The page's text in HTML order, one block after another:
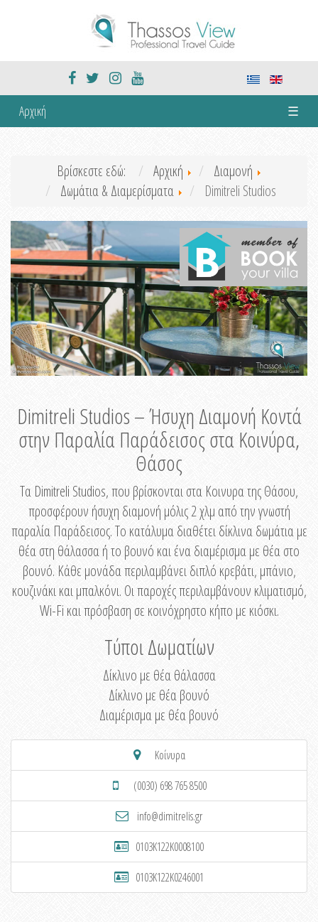
Αρχική ☰
Βρίσκεστε εδώ: Αρχική
Διαμονή
Δωμάτια & Διαμερίσματα
Dimitreli Studios
Dimitreli Studios – Ήσυχη Διαμονή Κοντά
στην Παραλία Παράδεισος στα Κοινύρα,
Θάσος
Τα Dimitreli Studios, που βρίσκονται στα Κοινυρα της Θάσου,
προσφέρουν ήσυχη διαμονή μόλις 2 χλμ από την γνωστή
παραλία Παράδεισος. Το κατάλυμα διαθέτει δίκλινα δωμάτια με
θέα στη θάλασσα ή το βουνό και ένα διαμέρισμα με θέα στο
βουνό. Κάθε μονάδα περιλαμβάνει διπλό κρεβάτι, μπάνιο,
κουζινάκι και μπαλκόνι. Οι παροχές περιλαμβάνουν κλιματισμό,
Wi-Fi και πρόσβαση σε κοινόχρηστο κήπο με κιόσκι.
Τύποι Δωματίων
Δίκλινο με θέα θάλασσα
Δίκλινο με θέα βουνό
Διαμέρισμα με θέα βουνό
Κοίνυρα
(0030) 698 765 8500
info@dimitrelis.gr
0103K122K0008100
0103K122K0246001